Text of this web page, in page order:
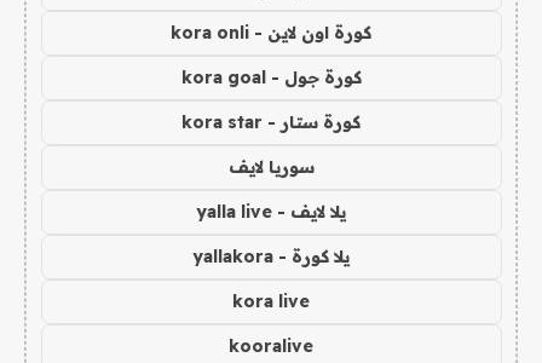
كورة اون لاين - kora onli
كورة جول - kora goal
كورة ستار - kora star
سوريا لايف
يلا لايف - yalla live
يلا كورة - yallakora
kora live
kooralive